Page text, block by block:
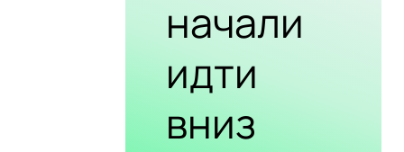
начали
идти
вниз